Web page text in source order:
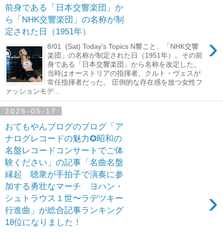
前身である「日本交響楽団」か
ら「NHK交響楽団」の名称が制
定された日（1951年）
›
8/01 (Sat) Today's Topics N響こと、「NHK交響
楽団」の名称が制定された日（1951年）。その前
身である「日本交響楽団」から名称を改定した。
当時はオーストリアの指揮者、クルト・ヴェスが
常任指揮者だった。 圧倒的な存在感を放つ女性フ
ァッションモデ...
2026-05-17
おてもやんブログのブログ「ア
ナログレコードの魅力✪昭和の
名盤レコードコンサートでご体
験ください」の記事「名曲名盤
縁起 聴衆が手拍子で演奏に参
加する勇壮なマーチ ヨハン・
シュトラウス１世〜ラデツキー
行進曲」が総合記事ランキング
18位になりました！
›